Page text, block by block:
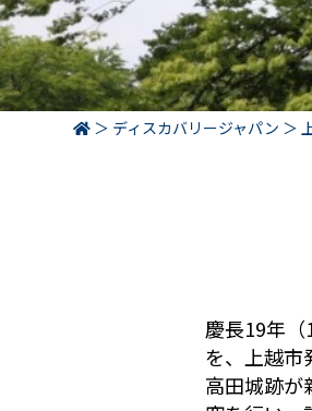
ディスカバリージャパン
慶長19年
を、上越市
高田城跡が